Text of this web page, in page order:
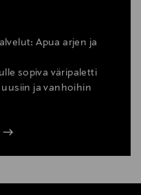
Apua arjen ja
sopiva väripaletti
ja vanhoihin